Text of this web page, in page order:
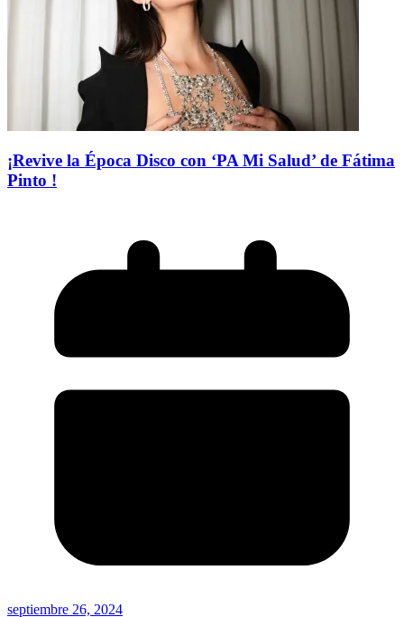
¡Revive la Época Disco con ‘PA Mi Salud’ de Fátima
Pinto !
septiembre 26, 2024